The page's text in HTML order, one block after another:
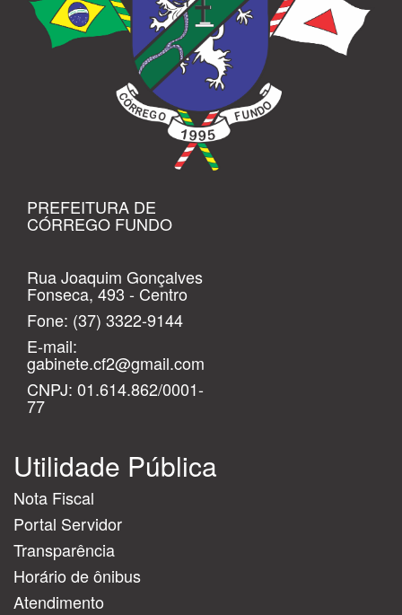
PREFEITURA DE
CÓRREGO FUNDO
Rua Joaquim Gonçalves
Fonseca, 493 - Centro
Fone: (37) 3322-9144
E-mail:
gabinete.cf2@gmail.com
CNPJ: 01.614.862/0001-
77
Utilidade Pública
Nota Fiscal
Portal Servidor
Transparência
Horário de ônibus
Atendimento